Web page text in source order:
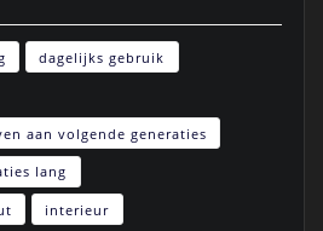
dagelijks gebruik
aan volgende generaties
lang
interieur